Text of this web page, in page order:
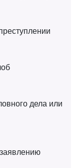
дела или